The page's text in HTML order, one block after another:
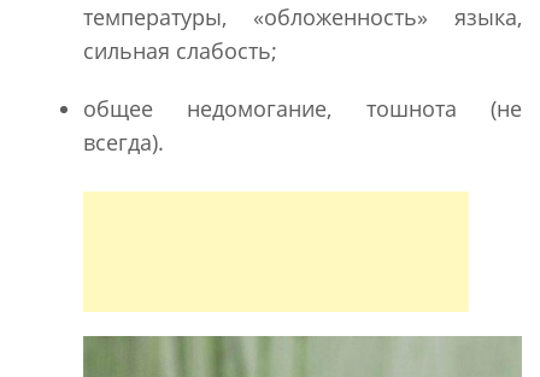
температуры, «обложенность» языка,
сильная слабость;
общее недомогание, тошнота (не
всегда).